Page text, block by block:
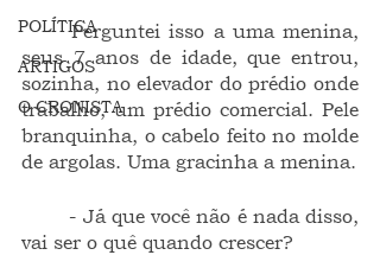
POLÍTICA
ARTIGOS
O CRONISTA
	Perguntei isso a uma menina,
seus 7 anos de idade, que entrou,
sozinha, no elevador do prédio onde
trabalho, um prédio comercial. Pele
branquinha, o cabelo feito no molde
de argolas. Uma gracinha a menina.
	- Já que você não é nada disso,
vai ser o quê quando crescer?